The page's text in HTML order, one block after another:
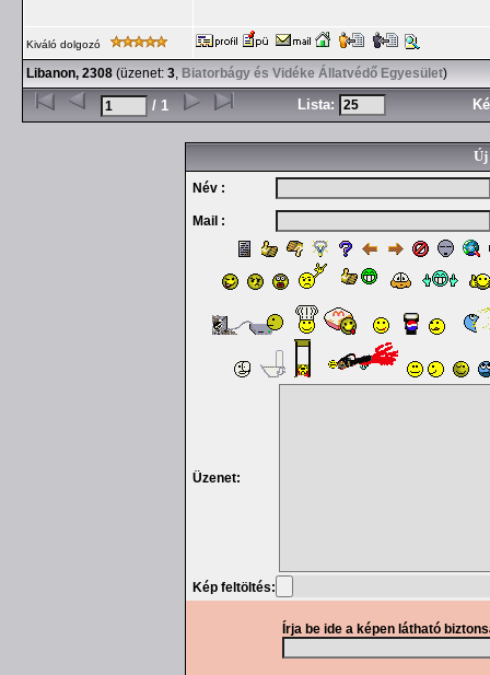
Kiváló dolgozó
Libanon, 2308 (üzenet: 3, Biatorbágy és Vidéke Állatvédő Egyesület)
/ 1 Lista:
Új
Név :
Mail :
Üzenet:
Kép feltöltés:
Írja be ide a képen látható